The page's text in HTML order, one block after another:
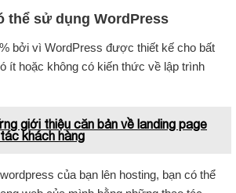
thể sử dụng WordPress
bởi vì WordPress được thiết kế cho bất
ít hoặc không có kiến thức về lập trình
giới thiệu căn bản về landing page
khách hàng
của bạn lên hosting, bạn có thể